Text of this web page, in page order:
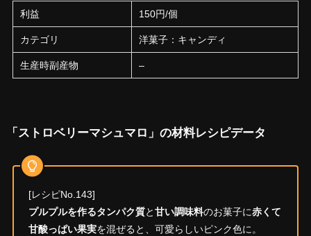
利益 150円/個
カテゴリ 洋菓子：キャンディ
生産時副産物 –
「ストロベリーマシュマロ」の材料レシピデータ
[レシピNo.143]
プルプルを作るタンパク質と甘い調味料のお菓子に赤くて
甘酸っぱい果実を混ぜると、可愛らしいピンク色に。